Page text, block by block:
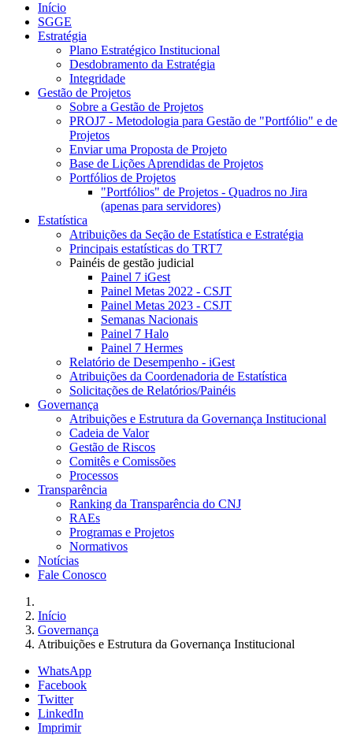
Início
SGGE
Estratégia
Plano Estratégico Institucional
Desdobramento da Estratégia
Integridade
Gestão de Projetos
Sobre a Gestão de Projetos
PROJ7 - Metodologia para Gestão de "Portfólio" e de
Projetos
Enviar uma Proposta de Projeto
Base de Lições Aprendidas de Projetos
Portfólios de Projetos
"Portfólios" de Projetos - Quadros no Jira
(apenas para servidores)
Estatística
Atribuições da Seção de Estatística e Estratégia
Principais estatísticas do TRT7
Painéis de gestão judicial
Painel 7 iGest
Painel Metas 2022 - CSJT
Painel Metas 2023 - CSJT
Semanas Nacionais
Painel 7 Halo
Painel 7 Hermes
Relatório de Desempenho - iGest
Atribuições da Coordenadoria de Estatística
Solicitações de Relatórios/Painéis
Governança
Atribuições e Estrutura da Governança Institucional
Cadeia de Valor
Gestão de Riscos
Comitês e Comissões
Processos
Transparência
Ranking da Transparência do CNJ
RAEs
Programas e Projetos
Normativos
Notícias
Fale Conosco
Início
Governança
Atribuições e Estrutura da Governança Institucional
WhatsApp
Facebook
Twitter
LinkedIn
Imprimir